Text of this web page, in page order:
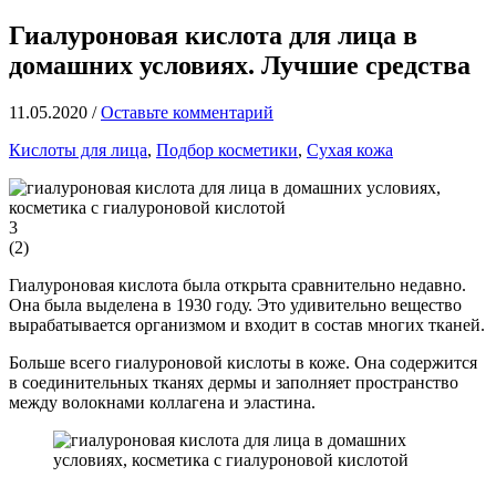
Гиалуроновая кислота для лица в
домашних условиях. Лучшие средства
11.05.2020 /Оставьте комментарий
Кислоты для лица, Подбор косметики, Сухая кожа
3
(2)
Гиалуроновая кислота была открыта сравнительно недавно.
Она была выделена в 1930 году. Это удивительно вещество
вырабатывается организмом и входит в состав многих тканей.
Больше всего гиалуроновой кислоты в коже. Она содержится
в соединительных тканях дермы и заполняет пространство
между волокнами коллагена и эластина.